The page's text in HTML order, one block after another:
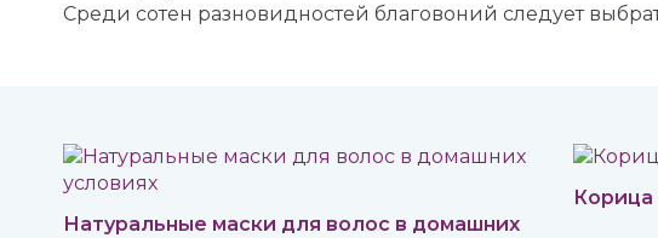
Среди сотен разновидностей благовоний следует
Натуральные маски для волос в домашних
Корица